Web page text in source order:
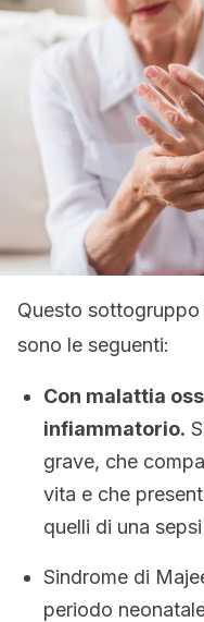
Questo
sono le seguenti:
Con malattia
infiammatorio.
grave, che
vita e che
quelli di una
Sindrome di
periodo